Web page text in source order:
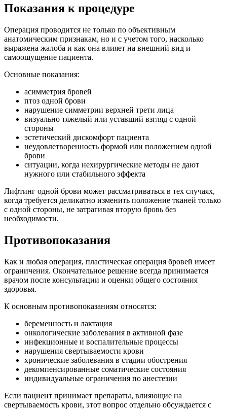
Показания к процедуре
Операция проводится не только по объективным
анатомическим признакам, но и с учетом того, насколько
выражена жалоба и как она влияет на внешний вид и
самоощущение пациента.
Основные показания:
асимметрия бровей
птоз одной брови
нарушение симметрии верхней трети лица
визуально тяжелый или уставший взгляд с одной
стороны
эстетический дискомфорт пациента
неудовлетворенность формой или положением одной
брови
ситуации, когда нехирургические методы не дают
нужного или стабильного эффекта
Лифтинг одной брови может рассматриваться в тех случаях,
когда требуется деликатно изменить положение тканей только
с одной стороны, не затрагивая вторую бровь без
необходимости.
Противопоказания
Как и любая операция, пластическая операция бровей имеет
ограничения. Окончательное решение всегда принимается
врачом после консультации и оценки общего состояния
здоровья.
К основным противопоказаниям относятся:
беременность и лактация
онкологические заболевания в активной фазе
инфекционные и воспалительные процессы
нарушения свертываемости крови
хронические заболевания в стадии обострения
декомпенсированные соматические состояния
индивидуальные ограничения по анестезии
Если пациент принимает препараты, влияющие на
свертываемость крови, этот вопрос отдельно обсуждается с